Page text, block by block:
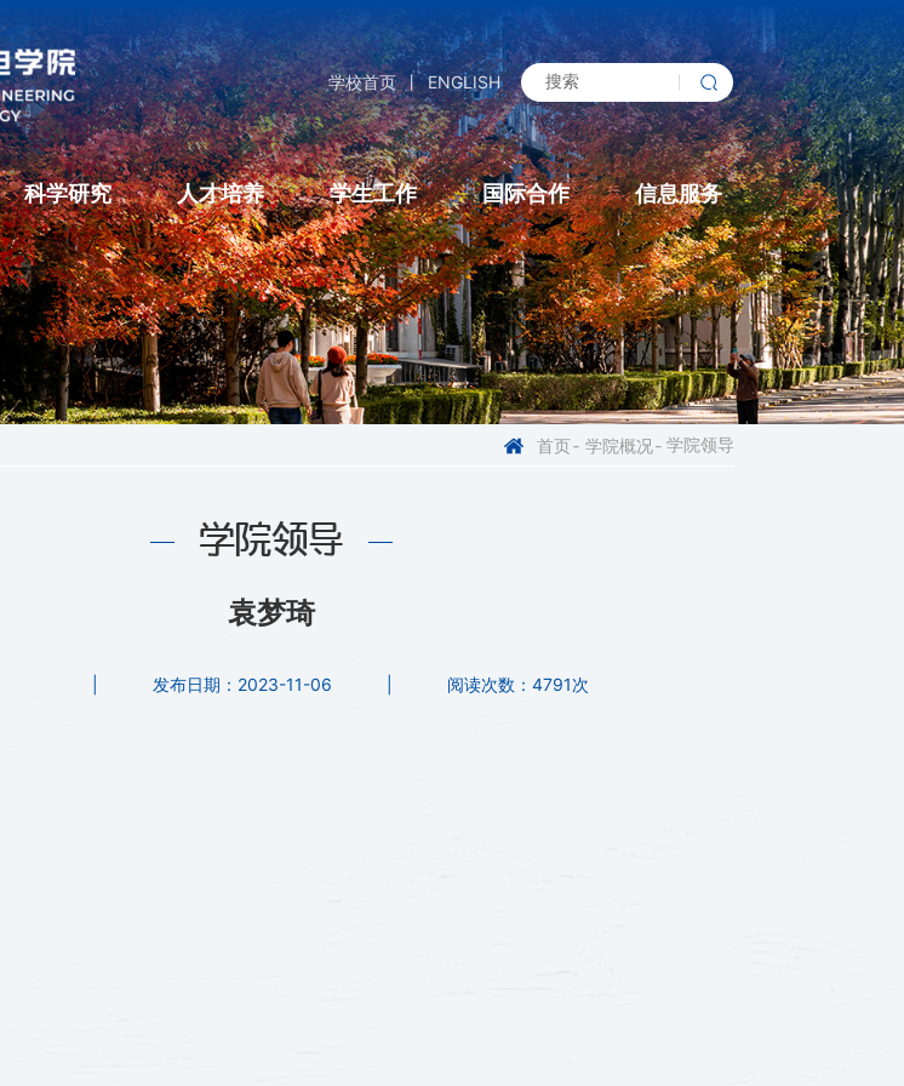
学校首页 丨 ENGLISH
科学研究 人才培养 学生工作 国际合作 信息服务
首页- 学院概况- 学院领导
学院领导
袁梦琦
发布日期：2023-11-06 阅读次数： 4791次